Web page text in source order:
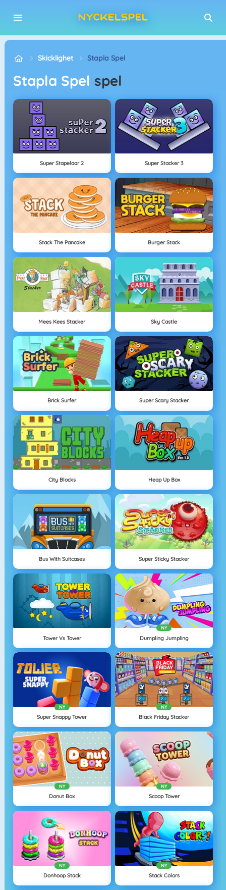
Skicklighet Stapla Spel
Stapla Spelspel
Super Stapelaar 2 Super Stacker 3
Stack The Pancake Burger Stack
Mees Kees Stacker Sky Castle
Brick Surfer Super Scary Stacker
City Blocks Heap Up Box
Bus With Suitcases Super Sticky Stacker
Tower Vs Tower
NY
Dumpling Jumpling
NY
Super Snappy Tower
NY
Black Friday Stacker
NY
Donut Box
NY
Scoop Tower
NY
Donhoop Stack
NY
Stack Colors